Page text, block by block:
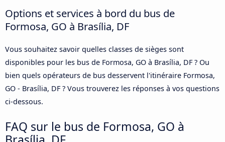
Options et services à bord du bus de
Formosa, GO à Brasília, DF
Vous souhaitez savoir quelles classes de sièges sont
disponibles pour les bus de Formosa, GO à Brasília, DF ? Ou
bien quels opérateurs de bus desservent l'itinéraire Formosa,
GO - Brasília, DF ? Vous trouverez les réponses à vos questions
ci-dessous.
FAQ sur le bus de Formosa, GO à